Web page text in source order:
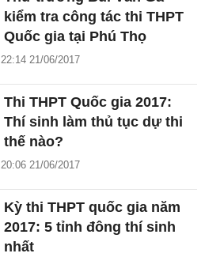
kiểm tra công tác thi THPT
Quốc gia tại Phú Thọ
22:14 21/06/2017
Thi THPT Quốc gia 2017:
Thí sinh làm thủ tục dự thi
thế nào?
20:06 21/06/2017
Kỳ thi THPT quốc gia năm
2017: 5 tỉnh đông thí sinh
nhất